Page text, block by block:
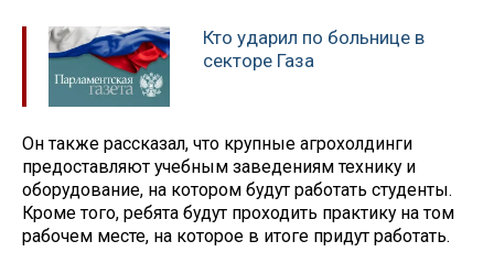
Кто ударил по больнице в
секторе Газа
Он также рассказал, что крупные агрохолдинги
предоставляют учебным заведениям технику и
оборудование, на котором будут работать студенты.
Кроме того, ребята будут проходить практику на том
рабочем месте, на которое в итоге придут работать.